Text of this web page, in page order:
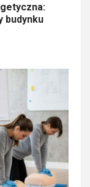
budynku